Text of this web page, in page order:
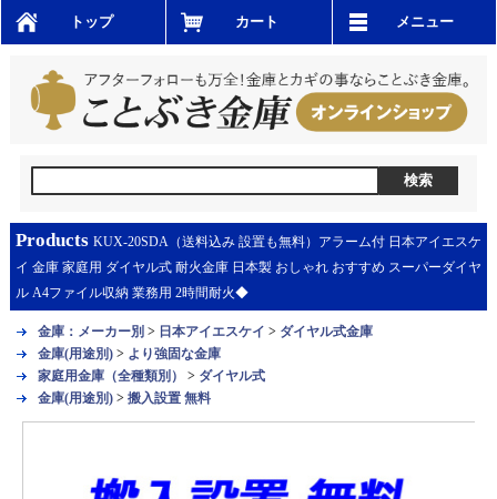
トップ カート メニュー
Products KUX-20SDA（送料込み 設置も無料）アラーム付 日本アイエスケ
イ 金庫 家庭用 ダイヤル式 耐火金庫 日本製 おしゃれ おすすめ スーパーダイヤ
ル A4ファイル収納 業務用 2時間耐火◆
金庫：メーカー別 > 日本アイエスケイ > ダイヤル式金庫
金庫(用途別)> より強固な金庫
家庭用金庫（全種類別）
> ダイヤル式
金庫(用途別)> 搬入設置 無料